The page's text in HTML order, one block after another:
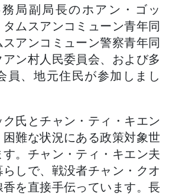
務局副局長のホアン・ゴッ
ムスアンコミューン青年同
アンコミューン警察青年同
ン村人民委員会、および多
員、地元住民が参加しまし
氏とチャン・ティ・キエン
難な状況にある政策対象世
。チャン・ティ・キエン夫
しで、戦没者チャン・クオ
香を直接手伝っています。長